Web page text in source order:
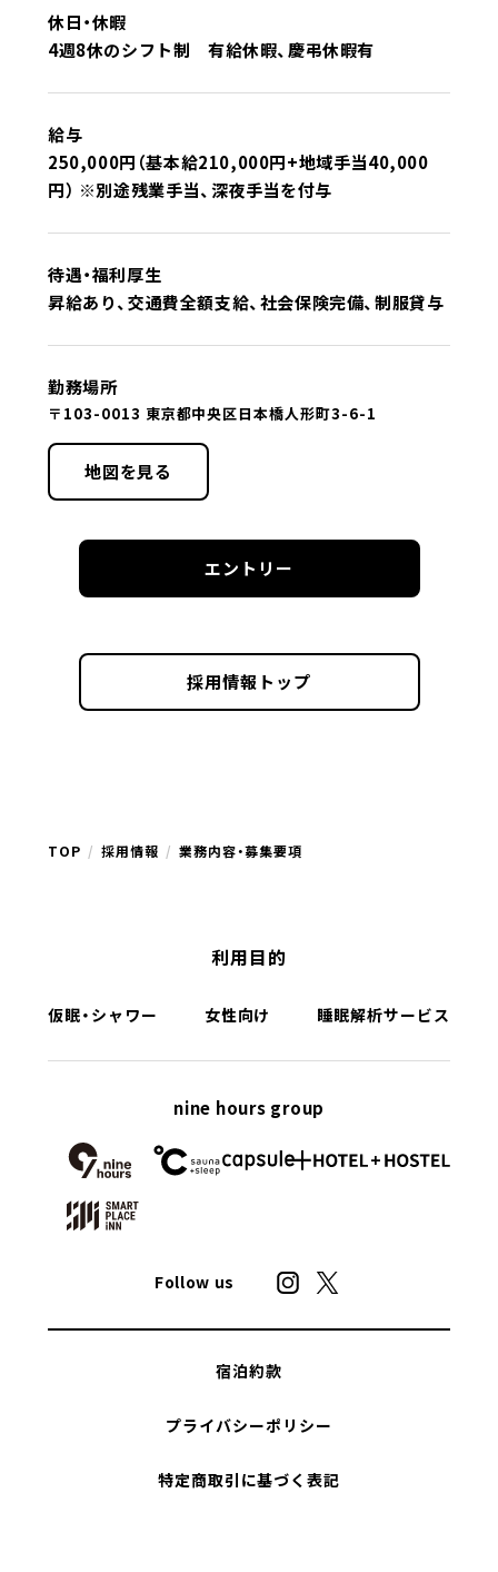
休日・休暇
4週8休のシフト制 有給休暇、慶弔休暇有
給与
250,000円（基本給210,000円+地域手当40,000
円） ※別途残業手当、深夜手当を付与
待遇・福利厚生
昇給あり、交通費全額支給、社会保険完備、制服貸与
勤務場所
〒103-0013 東京都中央区日本橋人形町3-6-1
地図を見る
エントリー
採用情報トップ
TOP 採用情報 業務内容・募集要項
利用目的
仮眠・シャワー 女性向け 睡眠解析サービス
nine hours group
Follow us
宿泊約款
プライバシーポリシー
特定商取引に基づく表記